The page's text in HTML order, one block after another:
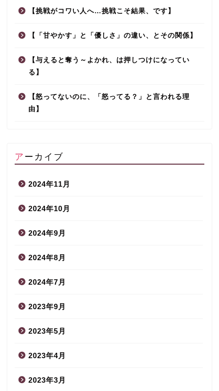
【挑戦がコワい人へ…挑戦こそ結果、です】
【「甘やかす」と「優しさ」の違い、とその関係】
【与えると奪う～よかれ、は押しつけになってい
る】
【怒ってないのに、「怒ってる？」と言われる理
由】
アーカイブ
2024年11月
2024年10月
2024年9月
2024年8月
2024年7月
2023年9月
2023年5月
2023年4月
2023年3月